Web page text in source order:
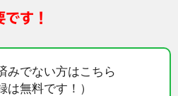
です！
みでない方はこちら
は無料です！）